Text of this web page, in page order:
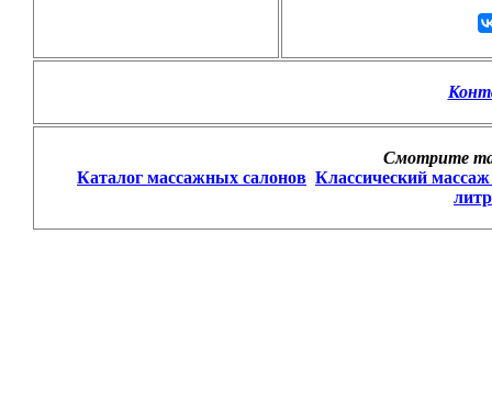
Смотрите
Каталог массажных салонов Классический